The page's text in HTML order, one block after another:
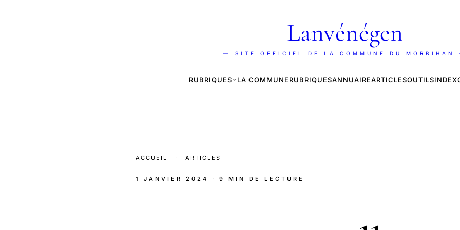
Lanvénégen
— SITE OFFICIEL DE LA COMMUNE DU MORBIHAN
RUBRIQUES LA COMMUNERUBRIQUESANNUAIREARTICLESOUTILSINDEX
ACCUEIL · ARTICLES
1 JANVIER 2024 · 9 MIN DE LECTURE